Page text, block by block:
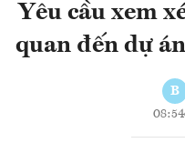
Yêu cầu xem
quan đến dự
B